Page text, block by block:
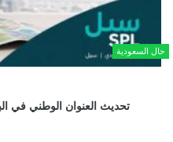
حال السعودية